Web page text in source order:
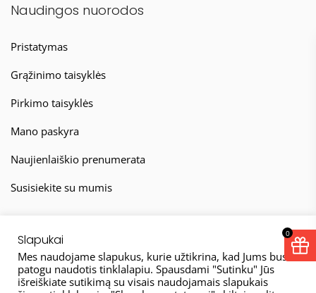
Naudingos nuorodos
Pristatymas
Grąžinimo taisyklės
Pirkimo taisyklės
Mano paskyra
Naujienlaiškio prenumerata
Susisiekite su mumis
© 2026
Slapukai
Mes naudojame slapukus, kurie užtikrina, kad Jums bus
patogu naudotis tinklalapiu. Spausdami "Sutinku" Jūs
išreiškiate sutikimą su visais naudojamais slapukais
0